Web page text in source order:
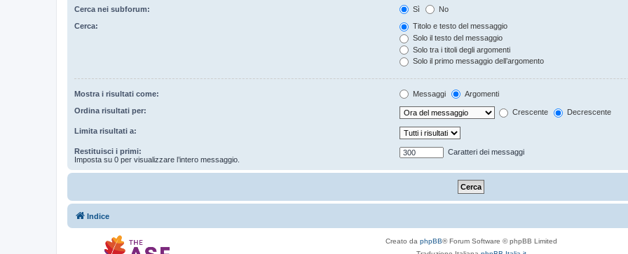
Cerca nei subforum: Sì No
Cerca:
Titolo e testo del messaggio
Solo il testo del messaggio
Solo tra i titoli degli argomenti
Solo il primo messaggio dell’argomento
Mostra i risultati come: Messaggi Argomenti
Ordina risultati per: Crescente Decrescente
Limita risultati a:
Restituisci i primi:
Imposta su 0 per visualizzare l’intero messaggio.
Caratteri dei messaggi
Indice
Creato da phpBB® Forum Software © phpBB Limited